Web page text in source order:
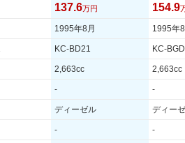
137.6万円 154.9
1995年8月 1995年
KC-BD21 KC-
2,663cc 2,663cc
- -
ディーゼル ディー
- -